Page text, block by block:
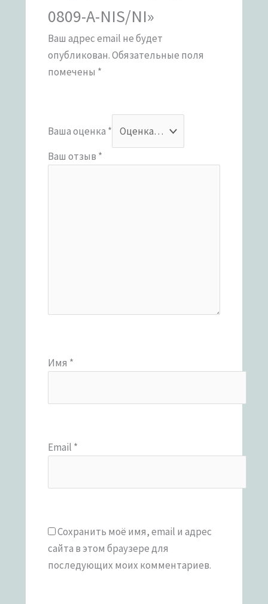
0809-A-NIS/NI»
Ваш адрес email не будет
опубликован.Обязательные поля
помечены *
Ваша оценка *
Ваш отзыв *
Имя *
Email *
Сохранить моё имя, email и адрес
сайта в этом браузере для
последующих моих комментариев.